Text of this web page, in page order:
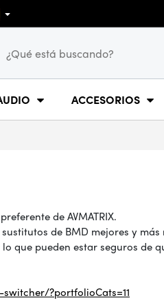
ACCESORIOS
de AVMATRIX.
de BMD mejores y
que pueden estar seguros
?portfolioCats=11